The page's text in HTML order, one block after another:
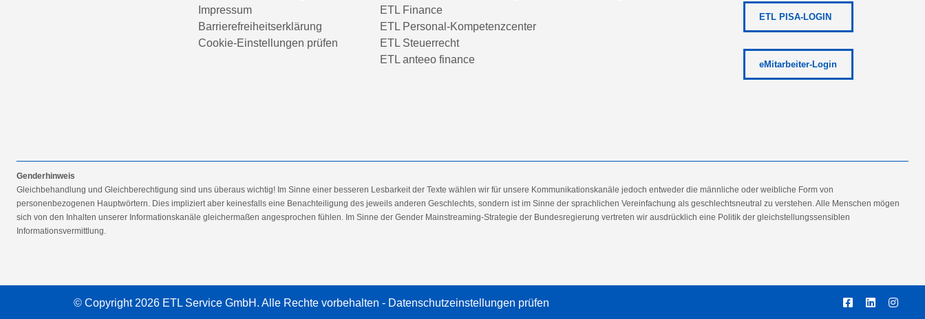
Impressum
Barrierefreiheitserklärung
Cookie-Einstellungen prüfen
ETL Finance
ETL Personal-Kompetenzcenter
ETL Steuerrecht
ETL anteeo finance
ETL PISA-LOGIN
eMitarbeiter-Login
Genderhinweis
Gleichbehandlung und Gleichberechtigung sind uns überaus wichtig! Im Sinne einer besseren Lesbarkeit der Texte wählen wir für unsere Kommunikationskanäle jedoch entweder die männliche oder weibliche Form von
personenbezogenen Hauptwörtern. Dies impliziert aber keinesfalls eine Benachteiligung des jeweils anderen Geschlechts, sondern ist im Sinne der sprachlichen Vereinfachung als geschlechtsneutral zu verstehen. Alle Menschen mögen
sich von den Inhalten unserer Informationskanäle gleichermaßen angesprochen fühlen. Im Sinne der Gender Mainstreaming-Strategie der Bundesregierung vertreten wir ausdrücklich eine Politik der gleichstellungssensiblen
Informationsvermittlung.
© Copyright 2026 ETL Service GmbH. Alle Rechte vorbehalten - Datenschutzeinstellungen prüfen